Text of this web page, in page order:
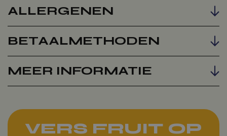
ALLERGENEN
BETAALMETHODEN
MEER INFORMATIE
VERS FRUIT OP